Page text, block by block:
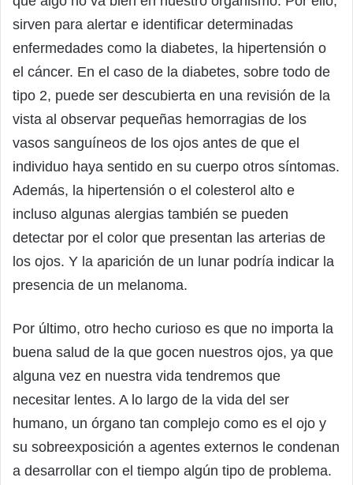
sirven para alertar e identificar determinadas
enfermedades como la diabetes, la hipertensión o
el cáncer. En el caso de la diabetes, sobre todo de
tipo 2, puede ser descubierta en una revisión de la
vista al observar pequeñas hemorragias de los
vasos sanguíneos de los ojos antes de que el
individuo haya sentido en su cuerpo otros síntomas.
Además, la hipertensión o el colesterol alto e
incluso algunas alergias también se pueden
detectar por el color que presentan las arterias de
los ojos. Y la aparición de un lunar podría indicar la
presencia de un melanoma.
Por último, otro hecho curioso es que no importa la
buena salud de la que gocen nuestros ojos, ya que
alguna vez en nuestra vida tendremos que
necesitar lentes. A lo largo de la vida del ser
humano, un órgano tan complejo como es el ojo y
su sobreexposición a agentes externos le condenan
a desarrollar con el tiempo algún tipo de problema.